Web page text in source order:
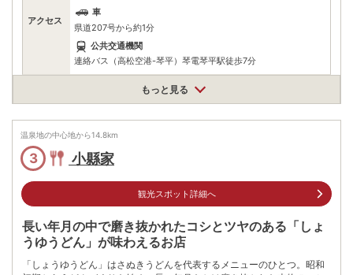
アクセス
車
県道207号から約1分
公共交通機関
連絡バス（高松空港-琴平）琴電琴平駅徒歩7分
※ 掲載情報は変更になる場合があります。最新の内容はご利用前にご自身でお
問合せください。
※ 料金情報は税込・税抜表記が混ざっております。正しい金額はご利用前にご
自身でお問合せください。
もっと見る
温泉地の中心地から14.8km
3 小縣家
観光スポット詳細へ
長い年月の中で磨き抜かれたコシとツヤのある「しょ
うゆうどん」が味わえるお店
「しょうゆうどん」はさぬきうどんを代表するメニューのひとつ。昭和